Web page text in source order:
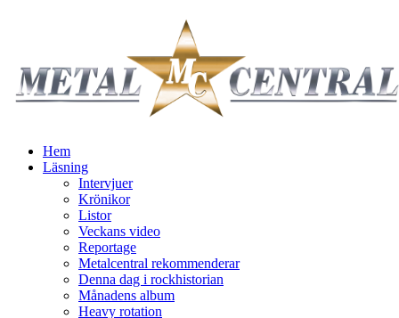
Hem
Läsning
Intervjuer
Krönikor
Listor
Veckans video
Reportage
Metalcentral rekommenderar
Denna dag i rockhistorian
Månadens album
Heavy rotation